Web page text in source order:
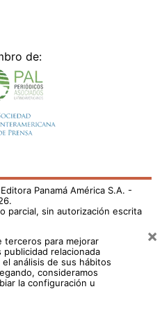
de:
Panamá América S.A. -
parcial, sin autorización escrita
terceros para mejorar
relacionada
análisis de sus hábitos
consideramos
la configuración u
×